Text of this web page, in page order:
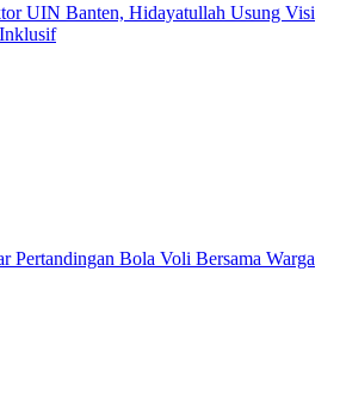
UIN Banten, Hidayatullah Usung Visi
Pertandingan Bola Voli Bersama Warga